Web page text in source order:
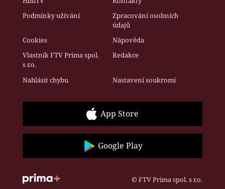
Podmínky užívání
Zpracování osobních
údajů
Cookies
Nápověda
Vlastník FTV Prima spol.
s r.o.
Redakce
Nahlásit chybu Nastavení soukromí
App Store
Google Play
© FTV Prima spol. s r.o.